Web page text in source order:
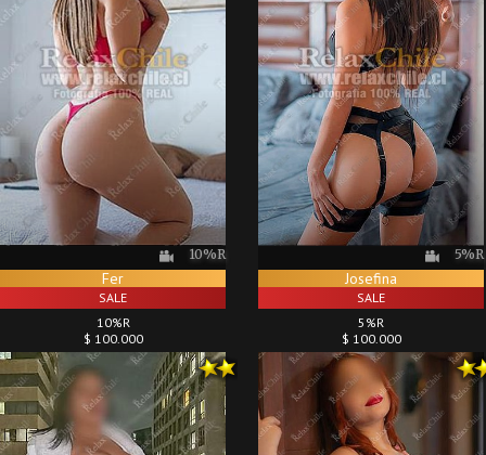
10%R
Fer
SALE
10%R
$ 100.000
5%R
Josefina
SALE
5%R
$ 100.000